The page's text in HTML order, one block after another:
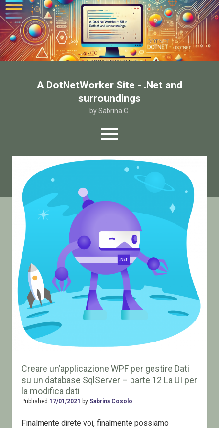
A DotNetWorker Site - .Net and
surroundings
by Sabrina C.
open
menu
twitterfacebook
email-form
Chi sono
Creare un’applicazione WPF per gestire Dati
su un database SqlServer – parte 12 La UI per
la modifica dati
Published 17/01/2021 by Sabrina Cosolo
Finalmente direte voi, finalmente possiamo